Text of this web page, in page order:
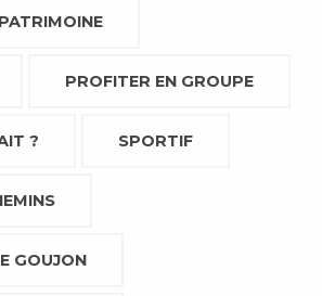
PROFITER EN GROUPE
? SPORTIF
GOUJON